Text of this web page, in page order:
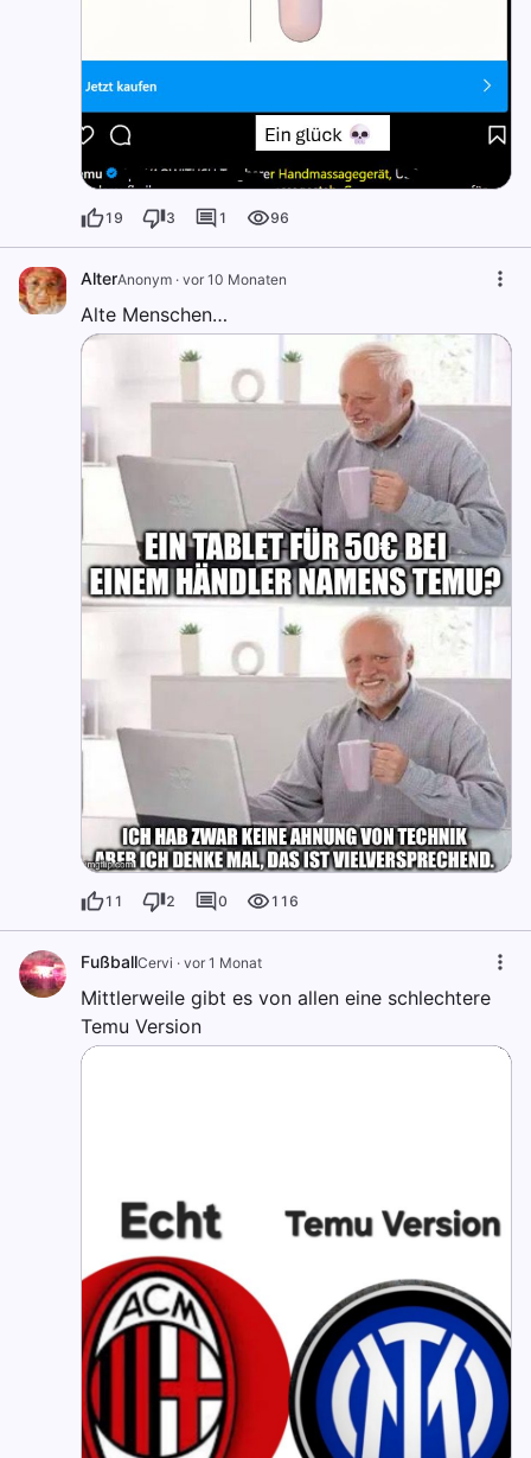
19 3 1 96
AlterAnonym · vor 10 Monaten
Alte Menschen…
11 2 0 116
FußballCervi · vor 1 Monat
Mittlerweile gibt es von allen eine schlechtere
Temu Version